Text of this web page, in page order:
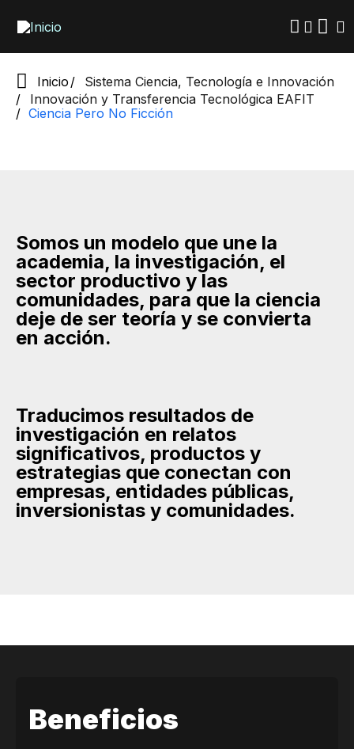
contenido
Inicio
Sistema Ciencia, Tecnología e Innovación
Innovación y Transferencia Tecnológica EAFIT
Ciencia Pero No Ficción
Somos un modelo que une la
academia, la investigación, el
sector productivo y las
comunidades, para que la ciencia
deje de ser teoría y se convierta
en acción.
Traducimos resultados de
investigación en relatos
significativos, productos y
estrategias que conectan con
empresas, entidades públicas,
inversionistas y comunidades.
Beneficios